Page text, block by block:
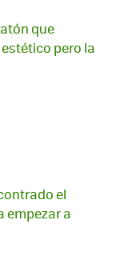
que
pero la
el
empezar a